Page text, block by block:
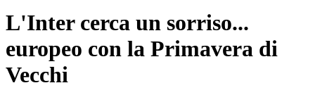
L'Inter cerca un sorriso...
europeo con la Primavera di
Vecchi